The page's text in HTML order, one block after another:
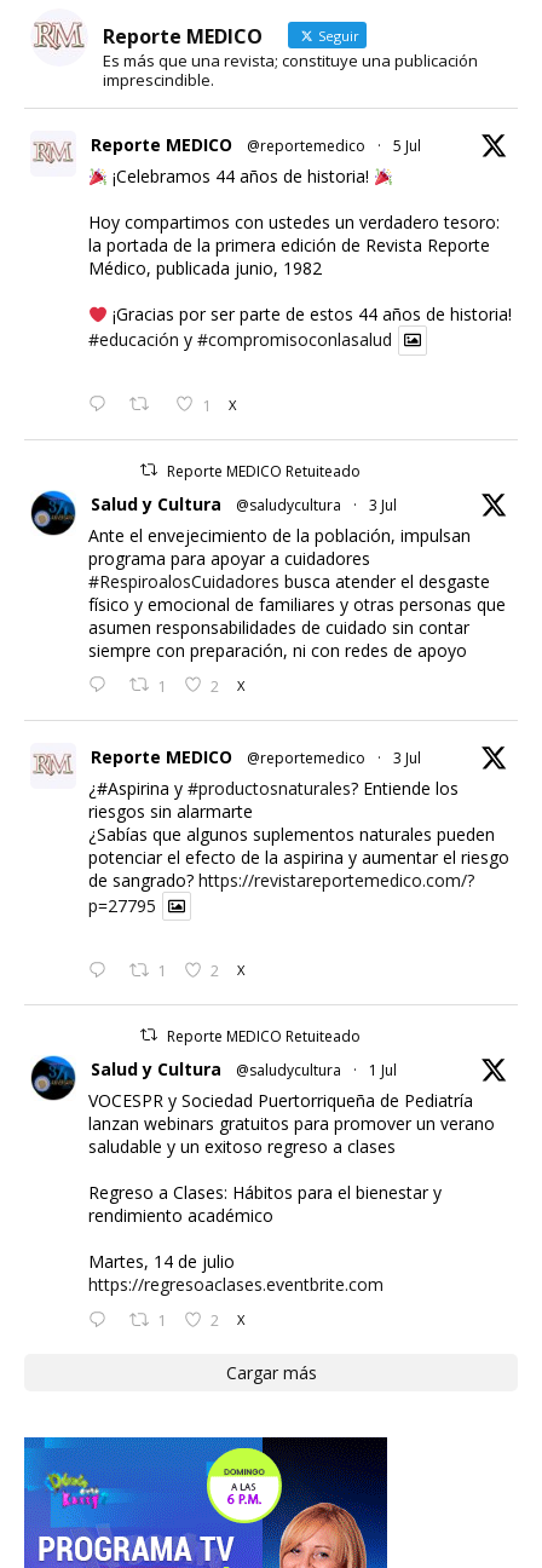
Reporte MEDICO Seguir
Es más que una revista; constituye una publicación
imprescindible.
Reporte MEDICO @reportemedico · 5 Jul
¡Celebramos 44 años de historia!
Hoy compartimos con ustedes un verdadero tesoro:
la portada de la primera edición de Revista Reporte
Médico, publicada junio, 1982
¡Gracias por ser parte de estos 44 años de historia!
#educación y #compromisoconlasalud
1 X
Reporte MEDICO Retuiteado
Salud y Cultura @saludycultura · 3 Jul
Ante el envejecimiento de la población, impulsan
programa para apoyar a cuidadores
#RespiroalosCuidadores busca atender el desgaste
físico y emocional de familiares y otras personas que
asumen responsabilidades de cuidado sin contar
siempre con preparación, ni con redes de apoyo
1 2 X
Reporte MEDICO @reportemedico · 3 Jul
¿#Aspirina y #productosnaturales? Entiende los
riesgos sin alarmarte
¿Sabías que algunos suplementos naturales pueden
potenciar el efecto de la aspirina y aumentar el riesgo
de sangrado? https://revistareportemedico.com/?
p=27795
1 2 X
Reporte MEDICO Retuiteado
Salud y Cultura @saludycultura · 1 Jul
VOCESPR y Sociedad Puertorriqueña de Pediatría
lanzan webinars gratuitos para promover un verano
saludable y un exitoso regreso a clases
Regreso a Clases: Hábitos para el bienestar y
rendimiento académico
Martes, 14 de julio
https://regresoaclases.eventbrite.com
1 2 X
Cargar más